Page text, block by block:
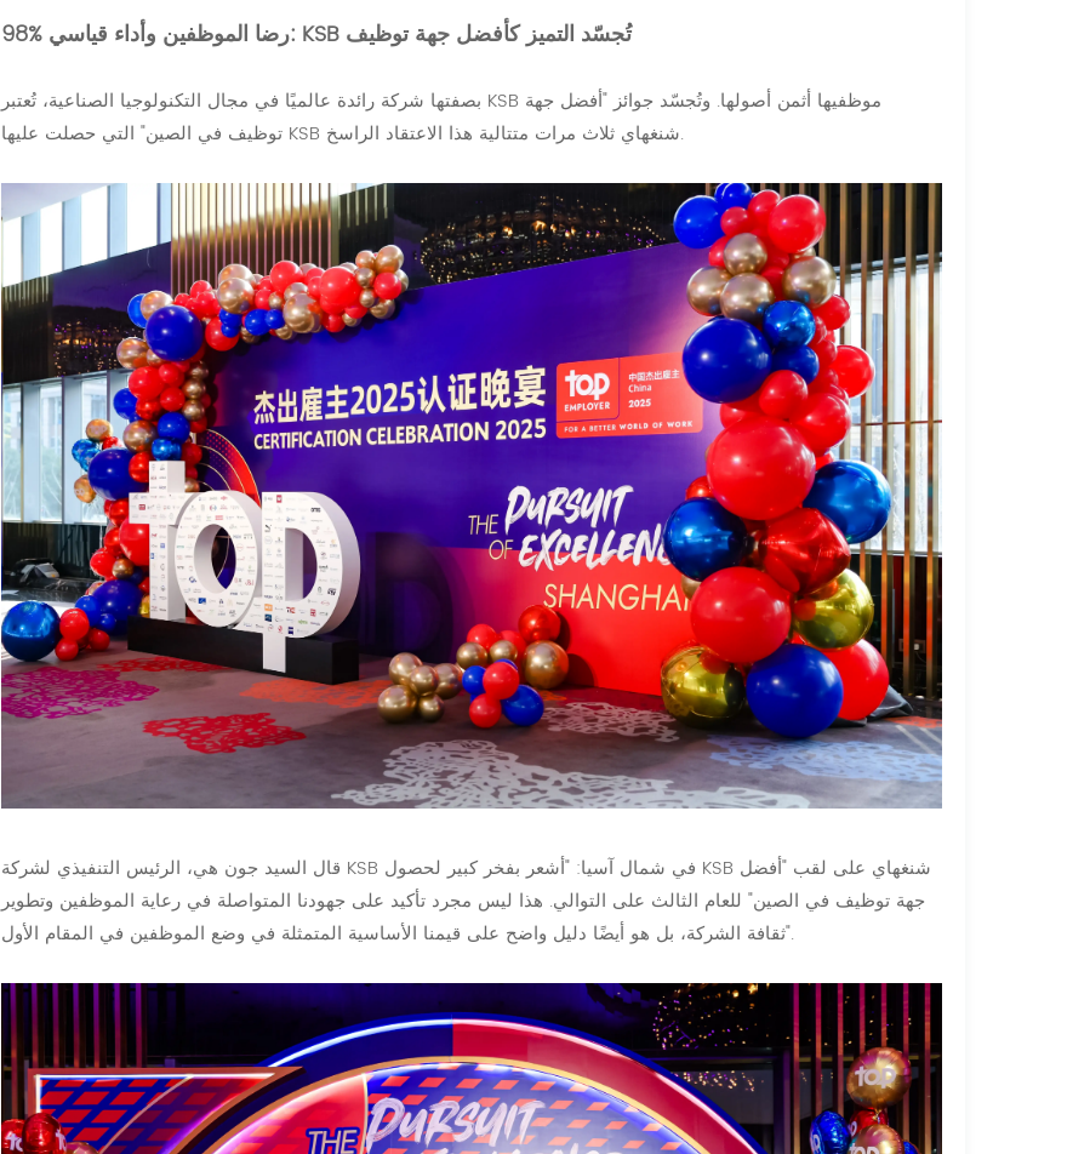
98% رضا الموظفين وأداء قياسي: KSB تُجسّد التميز كأفضل جهة توظيف
بصفتها شركة رائدة عالميًا في مجال التكنولوجيا الصناعية، تُعتبر KSB موظفيها أثمن أصولها. وتُجسّد جوائز "أفضل جهة
توظيف في الصين" التي حصلت عليها KSB شنغهاي ثلاث مرات متتالية هذا الاعتقاد الراسخ.
قال السيد جون هي، الرئيس التنفيذي لشركة KSB في شمال آسيا: "أشعر بفخر كبير لحصول KSB شنغهاي على لقب "أفضل
جهة توظيف في الصين" للعام الثالث على التوالي. هذا ليس مجرد تأكيد على جهودنا المتواصلة في رعاية الموظفين وتطوير
ثقافة الشركة، بل هو أيضًا دليل واضح على قيمنا الأساسية المتمثلة في وضع الموظفين في المقام الأول".